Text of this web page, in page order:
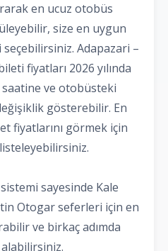
en ucuz otobüs
size en uygun
Adapazari –
fiyatları 2026 yılında
ve otobüsteki
gösterebilir. En
fiyatlarını görmek için
sayesinde Kale
Otogar seferleri için en
ve birkaç adımda